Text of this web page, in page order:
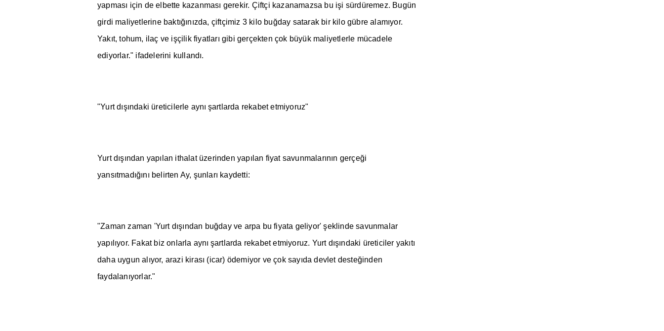
yapması için de elbette kazanması gerekir. Çiftçi kazanamazsa bu işi sürdüremez. Bugün
girdi maliyetlerine baktığınızda, çiftçimiz 3 kilo buğday satarak bir kilo gübre alamıyor.
Yakıt, tohum, ilaç ve işçilik fiyatları gibi gerçekten çok büyük maliyetlerle mücadele
ediyorlar." ifadelerini kullandı.
"Yurt dışındaki üreticilerle aynı şartlarda rekabet etmiyoruz"
Yurt dışından yapı lan ithalat üzerinden yapı lan fiyat savunmalarının gerçeği
yansıtmadığını belirten Ay, şunları kaydetti:
"Zaman zaman 'Yurt dışından buğday ve arpa bu fiyata geliyor'şeklinde savunmalar
yapı ıyor. Fakat biz onlarla aynı şartlarda rekabet etmiyoruz. Yurt dışındaki üreticiler yakıtı
daha uygun al ıyor, arazi kirası (icar) ödemiyor ve çok sayıda devlet desteğinden
faydalanıyorlar."